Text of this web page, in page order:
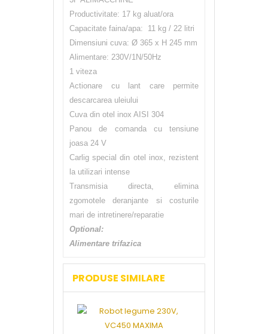
Productivitate: 17 kg aluat/ora
Capacitate faina/apa: 11 kg / 22 litri
Dimensiuni cuva: Ø 365 x H 245 mm
Alimentare: 230V/1N/50Hz
1 viteza
Actionare cu lant care permite
descarcarea uleiului
Cuva din otel inox AISI 304
Panou de comanda cu tensiune
joasa 24 V
Carlig special din otel inox, rezistent
la utilizari intense
Transmisia directa, elimina
zgomotele deranjante si costurile
mari de intretinere/reparatie
Optional:
Alimentare trifazica
PRODUSE SIMILARE